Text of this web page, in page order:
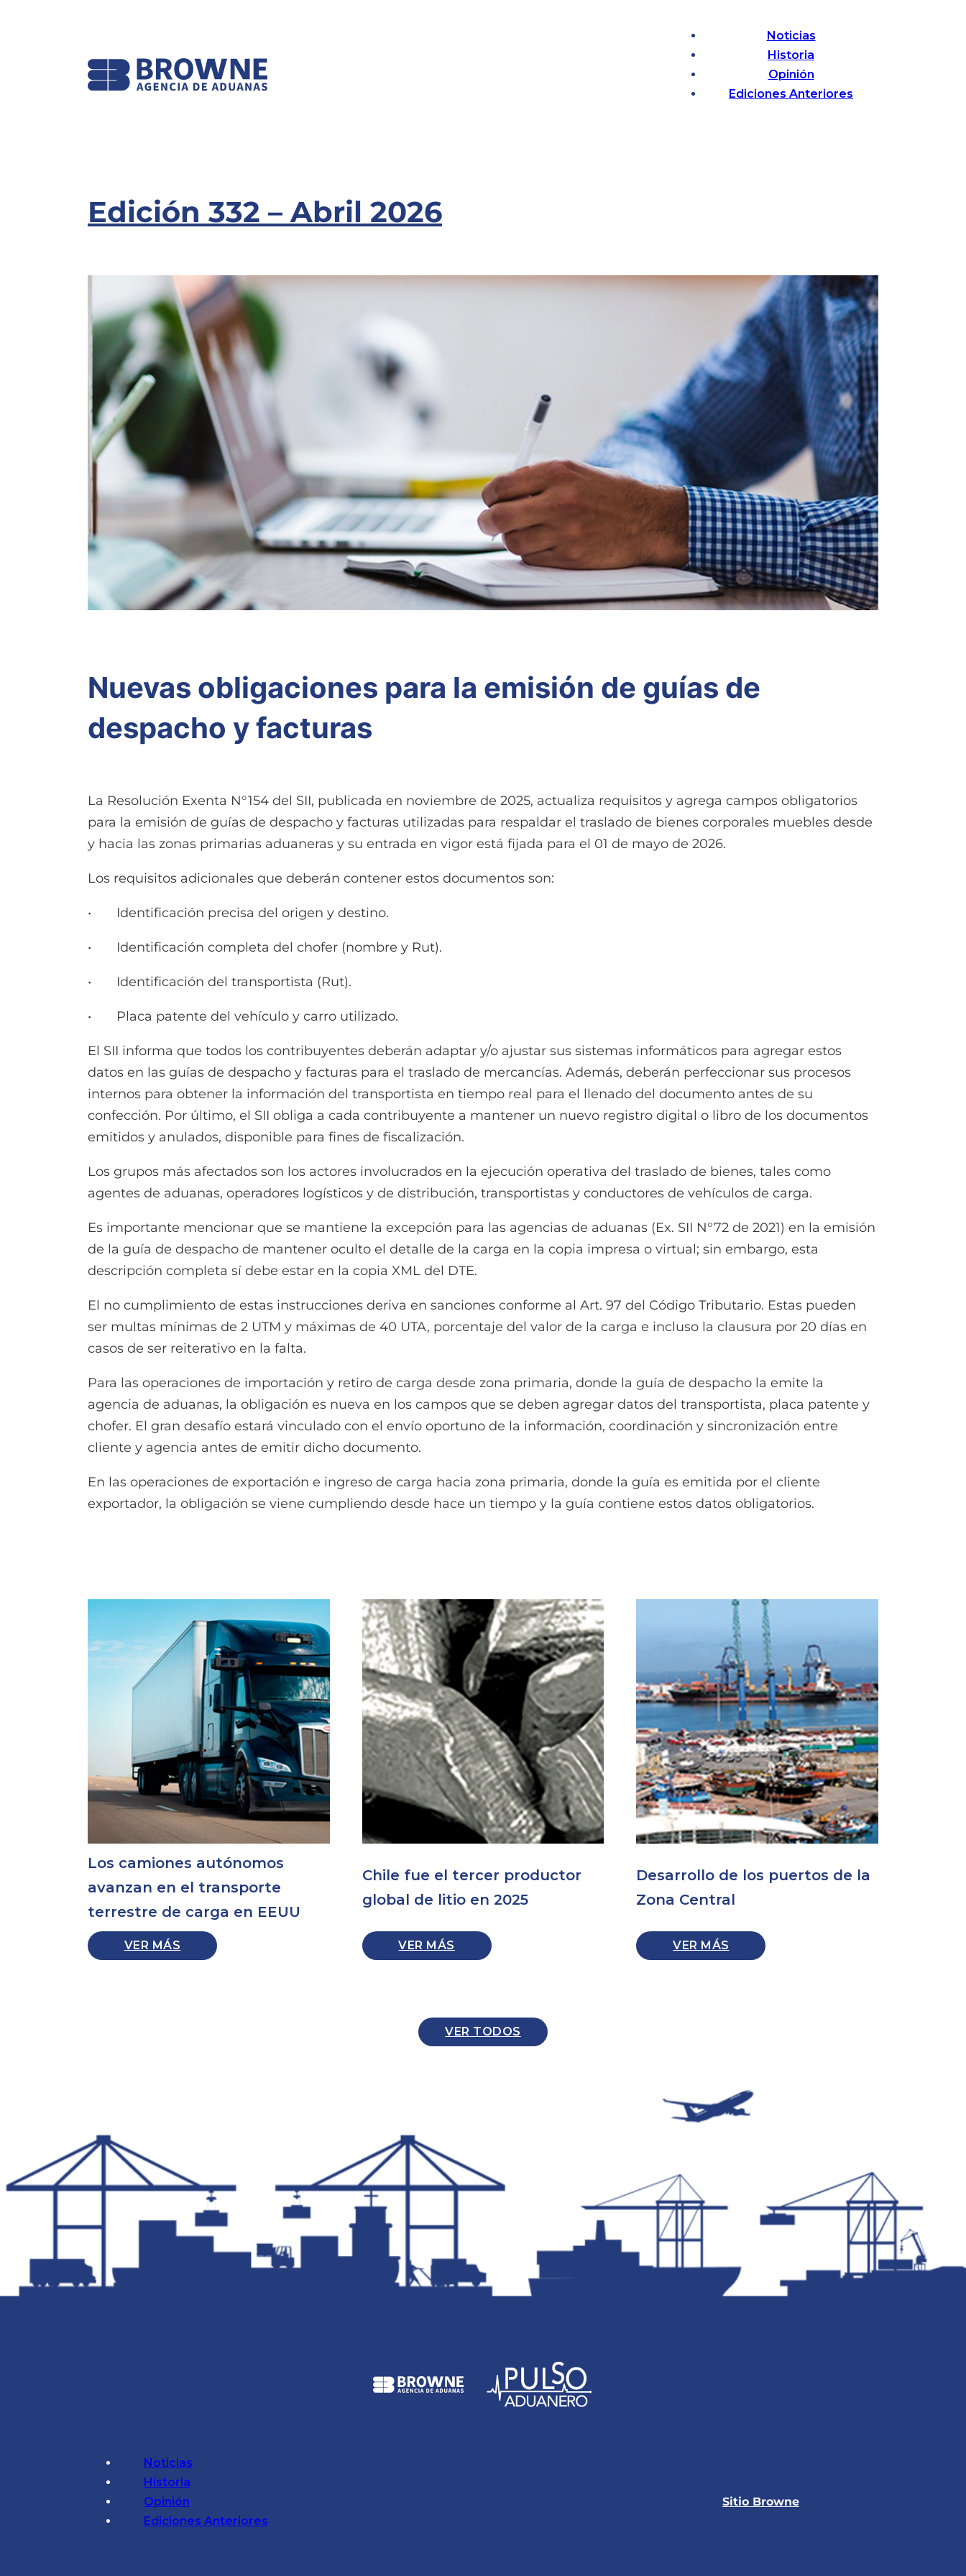
Noticias
Historia
Opinión
Ediciones Anteriores
Edición 332 – Abril 2026
Nuevas obligaciones para la emisión de guías de
despacho y facturas
La Resolución Exenta N°154 del SII, publicada en noviembre de 2025, actualiza requisitos y agrega campos obligatorios
para la emisión de guías de despacho y facturas utilizadas para respaldar el traslado de bienes corporales muebles desde
y hacia las zonas primarias aduaneras y su entrada en vigor está fijada para el 01 de mayo de 2026.
Los requisitos adicionales que deberán contener estos documentos son:
• Identificación precisa del origen y destino.
• Identificación completa del chofer (nombre y Rut).
• Identificación del transportista (Rut).
• Placa patente del vehículo y carro utilizado.
El SII informa que todos los contribuyentes deberán adaptar y/o ajustar sus sistemas informáticos para agregar estos
datos en las guías de despacho y facturas para el traslado de mercancías. Además, deberán perfeccionar sus procesos
internos para obtener la información del transportista en tiempo real para el llenado del documento antes de su
confección. Por último, el SII obliga a cada contribuyente a mantener un nuevo registro digital o libro de los documentos
emitidos y anulados, disponible para fines de fiscalización.
Los grupos más afectados son los actores involucrados en la ejecución operativa del traslado de bienes, tales como
agentes de aduanas, operadores logísticos y de distribución, transportistas y conductores de vehículos de carga.
Es importante mencionar que se mantiene la excepción para las agencias de aduanas (Ex. SII N°72 de 2021) en la emisión
de la guía de despacho de mantener oculto el detalle de la carga en la copia impresa o virtual; sin embargo, esta
descripción completa sí debe estar en la copia XML del DTE.
El no cumplimiento de estas instrucciones deriva en sanciones conforme al Art. 97 del Código Tributario. Estas pueden
ser multas mínimas de 2 UTM y máximas de 40 UTA, porcentaje del valor de la carga e incluso la clausura por 20 días en
casos de ser reiterativo en la falta.
Para las operaciones de importación y retiro de carga desde zona primaria, donde la guía de despacho la emite la
agencia de aduanas, la obligación es nueva en los campos que se deben agregar datos del transportista, placa patente y
chofer. El gran desafío estará vinculado con el envío oportuno de la información, coordinación y sincronización entre
cliente y agencia antes de emitir dicho documento.
En las operaciones de exportación e ingreso de carga hacia zona primaria, donde la guía es emitida por el cliente
exportador, la obligación se viene cumpliendo desde hace un tiempo y la guía contiene estos datos obligatorios.
Los camiones autónomos
avanzan en el transporte
terrestre de carga en EEUU
VER MÁS
Chile fue el tercer productor
global de litio en 2025
VER MÁS
Desarrollo de los puertos de la
Zona Central
VER MÁS
VER TODOS
Noticias
Historia
Opinión
Ediciones Anteriores
Sitio Browne